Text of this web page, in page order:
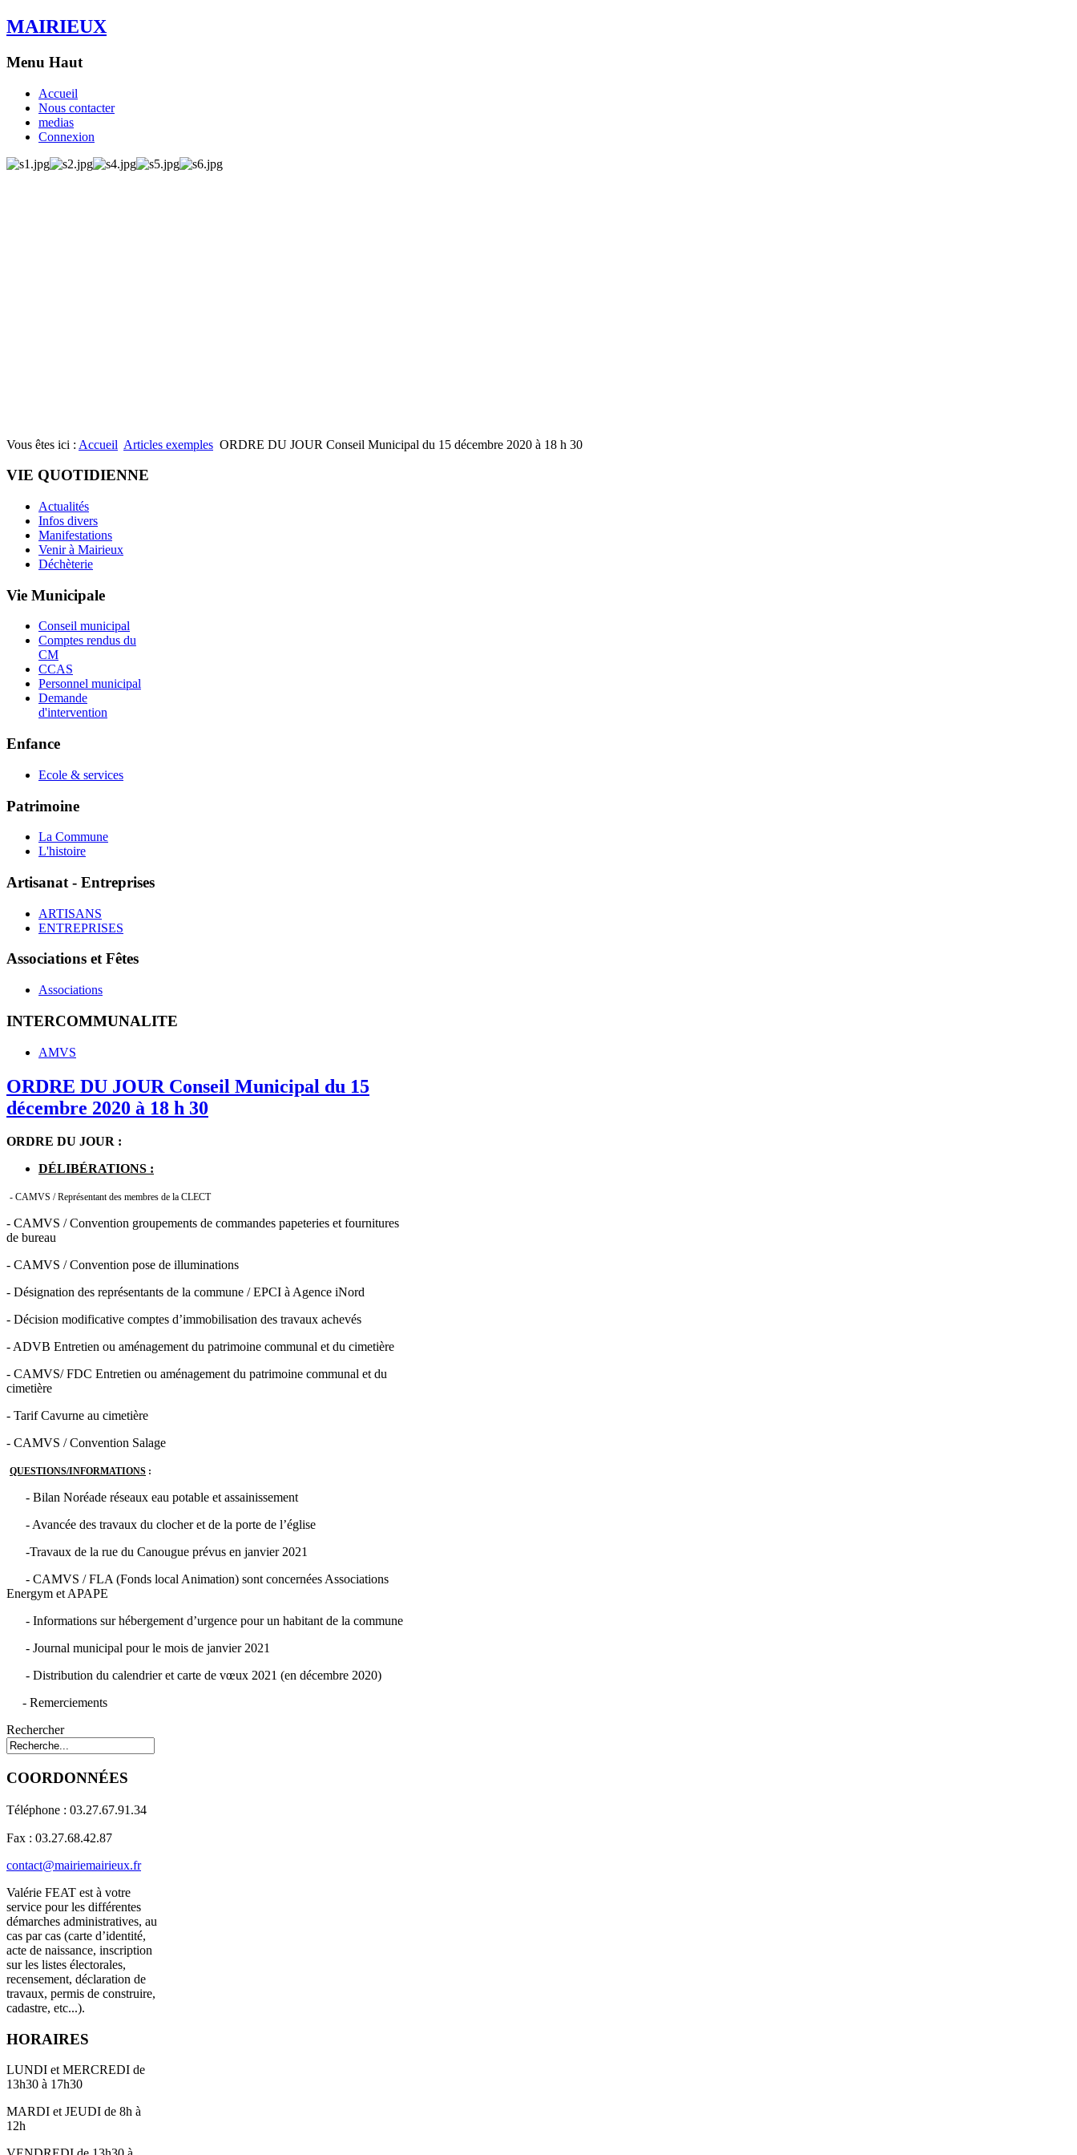
MAIRIEUX
Menu Haut
Accueil
Nous contacter
medias
Connexion
Vous êtes ici : Accueil Articles exemples ORDRE DU JOUR Conseil Municipal du 15 décembre 2020 à 18 h 30
VIE QUOTIDIENNE
Actualités
Infos divers
Manifestations
Venir à Mairieux
Déchèterie
Vie Municipale
Conseil municipal
Comptes rendus du
CM
CCAS
Personnel municipal
Demande
d'intervention
Enfance
Ecole & services
Patrimoine
La Commune
L'histoire
Artisanat - Entreprises
ARTISANS
ENTREPRISES
Associations et Fêtes
Associations
INTERCOMMUNALITE
AMVS
ORDRE DU JOUR Conseil Municipal du 15
décembre 2020 à 18 h 30
ORDRE DU JOUR :
DÉLIBÉRATIONS :
- CAMVS / Représentant des membres de la CLECT
- CAMVS / Convention groupements de commandes papeteries et fournitures
de bureau
- CAMVS / Convention pose de illuminations
- Désignation des représentants de la commune / EPCI à Agence iNord
- Décision modificative comptes d’immobilisation des travaux achevés
- ADVB Entretien ou aménagement du patrimoine communal et du cimetière
- CAMVS/ FDC Entretien ou aménagement du patrimoine communal et du
cimetière
- Tarif Cavurne au cimetière
- CAMVS / Convention Salage
QUESTIONS/INFORMATIONS :
- Bilan Noréade réseaux eau potable et assainissement
- Avancée des travaux du clocher et de la porte de l’église
-Travaux de la rue du Canougue prévus en janvier 2021
- CAMVS / FLA (Fonds local Animation) sont concernées Associations
Energym et APAPE
- Informations sur hébergement d’urgence pour un habitant de la commune
- Journal municipal pour le mois de janvier 2021
- Distribution du calendrier et carte de vœux 2021 (en décembre 2020)
- Remerciements
Rechercher
COORDONNÉES
Téléphone : 03.27.67.91.34
Fax : 03.27.68.42.87
contact@mairiemairieux.fr
Valérie FEAT est à votre
service pour les différentes
démarches administratives, au
cas par cas (carte d’identité,
acte de naissance, inscription
sur les listes électorales,
recensement, déclaration de
travaux, permis de construire,
cadastre, etc...).
HORAIRES
LUNDI et MERCREDI de
13h30 à 17h30
MARDI et JEUDI de 8h à
12h